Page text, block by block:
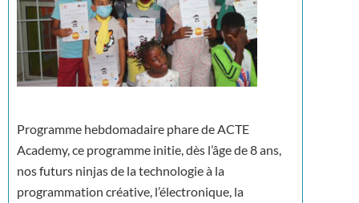
Programme hebdomadaire phare de ACTE
Academy, ce programme initie, dès l’âge de 8 ans,
nos futurs ninjas de la technologie à la
programmation créative, l’électronique, la